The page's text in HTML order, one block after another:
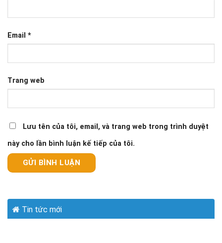
Email *
Trang web
Lưu tên của tôi, email, và trang web trong trình duyệt
này cho lần bình luận kế tiếp của tôi.
Tin tức mới